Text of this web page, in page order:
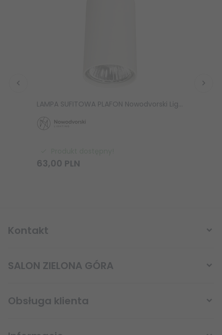
LAMPA SUFITOWA PLAFON Nowodvorski Lighting EYE WHITE 5255 TUBA
63,00 PLN
Kontakt
SALON ZIELONA GÓRA
Obsługa klienta